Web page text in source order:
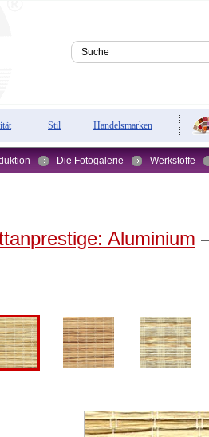
Stil Handelsmarken
Die Fotogalerie Werkstoffe
Aluminium